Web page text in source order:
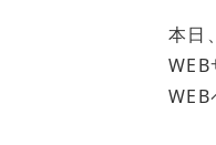
本日
WEB
WEB